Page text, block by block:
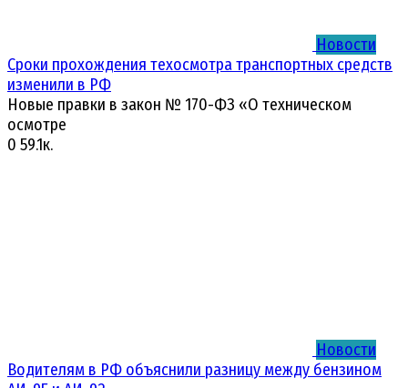
Новости
Сроки прохождения техосмотра транспортных средств
изменили в РФ
Новые правки в закон № 170-ФЗ «О техническом
осмотре
0 59.1к.
Новости
Водителям в РФ объяснили разницу между бензином